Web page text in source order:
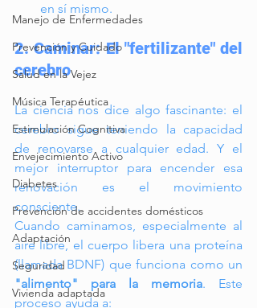
Manejo de Enfermedades
Prevención y Cuidado
Salud en la Vejez
Música Terapéutica
Estimulación Cognitiva
Envejecimiento Activo
Diabetes
Prevención de accidentes domésticos
Adaptación
Seguridad
Vivienda adaptada
en sí mismo.
2. Caminar: El "fertilizante" del
cerebro
La ciencia nos dice algo fascinante: el
cerebro sigue teniendo la capacidad
de renovarse a cualquier edad. Y el
mejor interruptor para encender esa
renovación es el movimiento
consciente.
Cuando caminamos, especialmente al
aire libre, el cuerpo libera una proteína
"alimento" para la memoria. Este
proceso ayuda a: